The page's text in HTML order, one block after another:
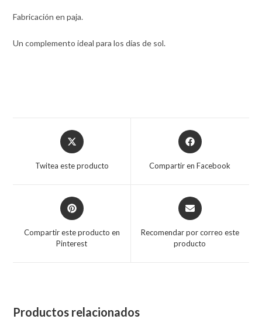
Fabricación en paja.
Un complemento ideal para los días de sol.
Opens
in
Twitea este producto
Opens
in
Compartir en Facebook
Opens
in
new
Compartir este producto en
Pinterest
Opens
in
new
Recomendar por correo este
producto
Productos relacionados